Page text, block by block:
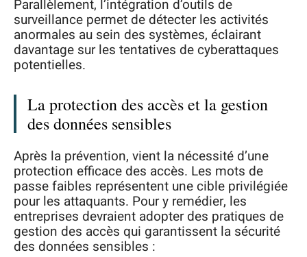
Parallèlement, l’intégration d’outils de
surveillance permet de détecter les activités
anormales au sein des systèmes, éclairant
davantage sur les tentatives de cyberattaques
potentielles.
La protection des accès et la gestion
des données sensibles
Après la prévention, vient la nécessité d’une
protection efficace des accès. Les mots de
passe faibles représentent une cible privilégiée
pour les attaquants. Pour y remédier, les
entreprises devraient adopter des pratiques de
gestion des accès qui garantissent la sécurité
des données sensibles :